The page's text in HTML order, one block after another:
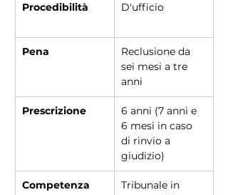
Procedibilità D'ufficio
Pena
Reclusione da
sei mesi a tre
anni
Prescrizione
6 anni (7 anni e
6 mesi in caso
di rinvio a
giudizio)
Competenza
Tribunale in